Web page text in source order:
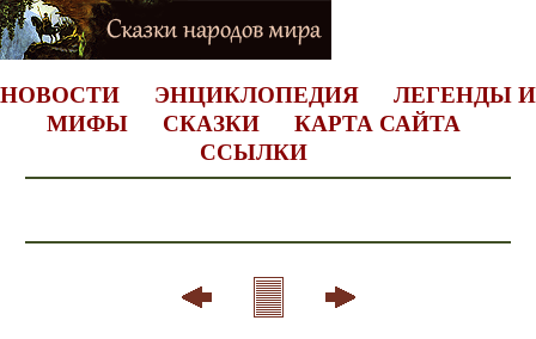
НОВОСТИ ЭНЦИКЛОПЕДИЯ
ЛЕГЕНДЫ И
МИФЫ
СКАЗКИ
КАРТА САЙТА
ССЫЛКИ